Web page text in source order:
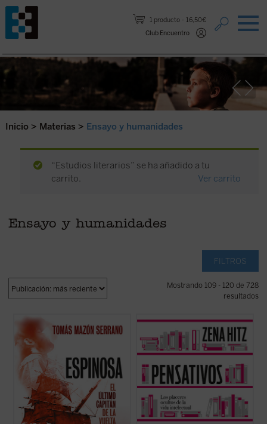
1 producto
16,50€
Club Encuentro
Saltar al contenido.
Inicio > Materias > Ensayo y humanidades
“Estudios literarios” se ha añadido a tu
carrito.
Ver carrito
Ensayo y humanidades
FILTROS
Mostrando 109 - 120 de 728
resultados
Tomás Mazón nos ofrece esta biografía,
fruto de un estudio exhaustivo, del capitán
Gonzalo Gómez de Espinosa, un hombre
fiel a su rey, a su patria, a sus compañeros
y a sus amigos, uno de los personajes más
relevantes de la expedición y, ...
(ver ficha)
Pensativoses un recordatorio apasionado
y oportuno de que una vida rica en el
ámbito del pensamiento es una vida plena.
Una invitación a aprender por el mero
placer de hacerlo y a renovar nuestra vida
ficha)